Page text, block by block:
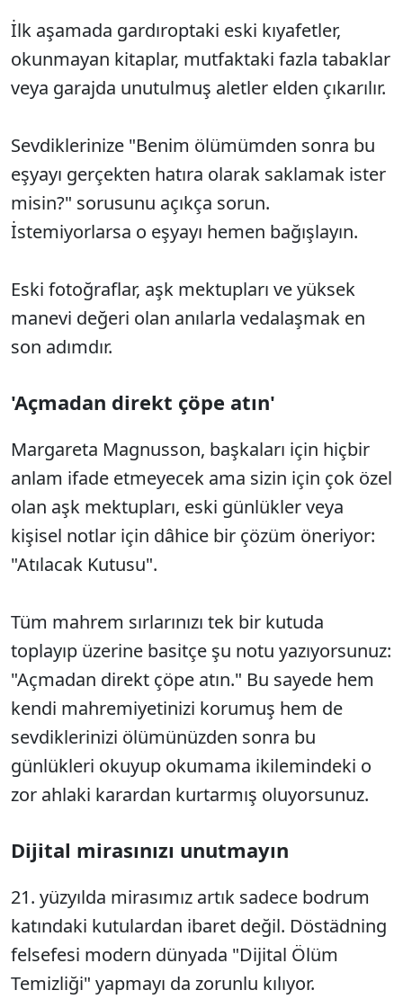
İlk aşamada gardıroptaki eski kıyafetler,
okunmayan kitaplar, mutfaktaki fazla tabaklar
veya garajda unutulmuş aletler elden çıkarılır.
Sevdiklerinize "Benim ölümümden sonra bu
eşyayı gerçekten hatıra olarak saklamak ister
misin?" sorusunu açıkça sorun.
İstemiyorlarsa o eşyayı hemen bağışlayın.
Eski fotoğraflar, aşk mektupları ve yüksek
manevi değeri olan anılarla vedalaşmak en
son adımdır.
'Açmadan direkt çöpe atın'
Margareta Magnusson, başkaları için hiçbir
anlam ifade etmeyecek ama sizin için çok özel
olan aşk mektupları, eski günlükler veya
kişisel notlar için dâhice bir çözüm öneriyor:
"Atılacak Kutusu".
Tüm mahrem sırlarınızı tek bir kutuda
toplayıp üzerine basitçe şu notu yazıyorsunuz:
"Açmadan direkt çöpe atın." Bu sayede hem
kendi mahremiyetinizi korumuş hem de
sevdiklerinizi ölümünüzden sonra bu
günlükleri okuyup okumama ikilemindeki o
zor ahlaki karardan kurtarmış oluyorsunuz.
Dijital mirasınızı unutmayın
21. yüzyılda mirasımız artık sadece bodrum
katındaki kutulardan ibaret değil. Döstädning
felsefesi modern dünyada "Dijital Ölüm
Temizliği" yapmayı da zorunlu kılıyor.